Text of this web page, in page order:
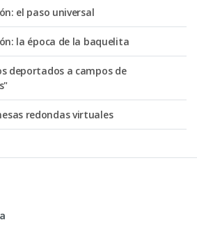
el paso universal
la época de la baquelita
deportados a campos de
redondas virtuales